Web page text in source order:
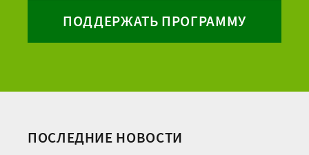
ПОДДЕРЖАТЬ ПРОГРАММУ
ПОСЛЕДНИЕ НОВОСТИ